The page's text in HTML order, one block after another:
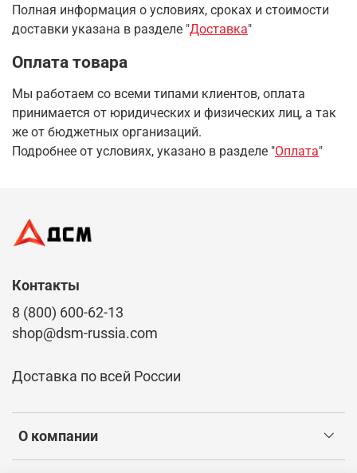
Полная информация о условиях, сроках и стоимости
доставки указана в разделе "Доставка"
Оплата товара
Мы работаем со всеми типами клиентов, оплата
принимается от юридических и физических лиц, а так
же от бюджетных организаций.
Подробнее от условиях, указано в разделе "Оплата"
О компании
Контакты
8 (800) 600-62-13
shop@dsm-russia.com
Доставка по всей России